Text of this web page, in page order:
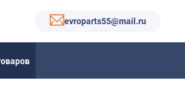
evroparts55@mail.ru